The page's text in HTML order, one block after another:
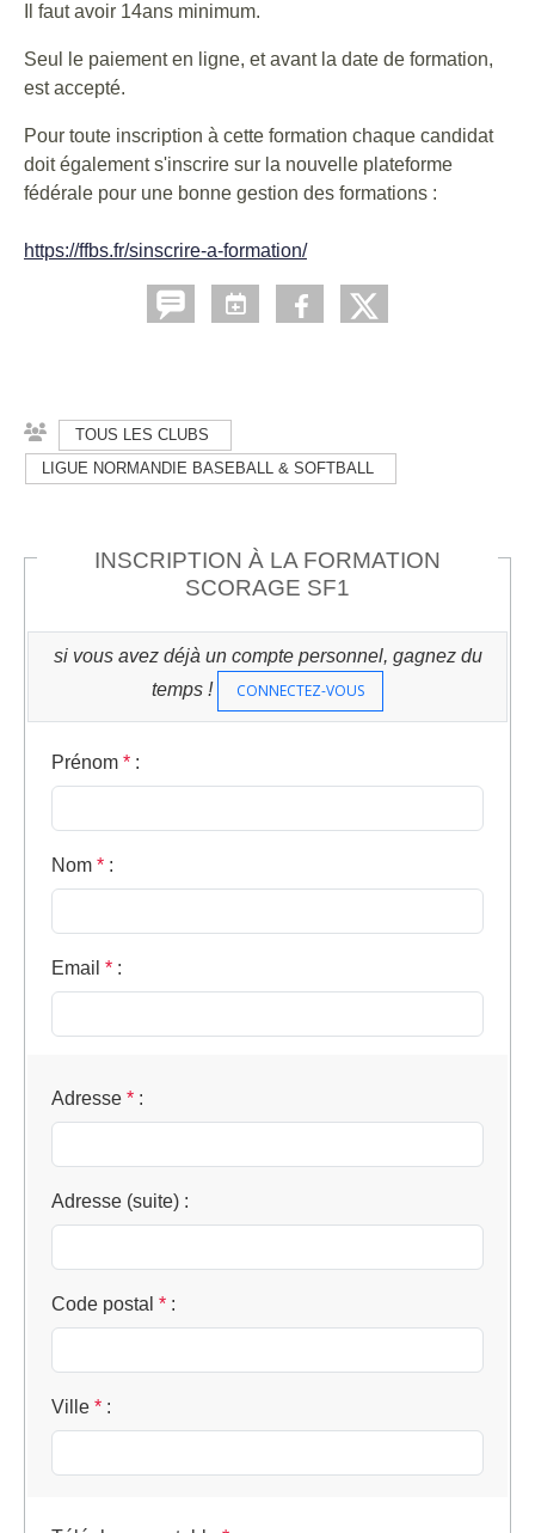
Il faut avoir 14ans minimum.
Seul le paiement en ligne, et avant la date de formation,
est accepté.
Pour toute inscription à cette formation chaque candidat
doit également s'inscrire sur la nouvelle plateforme
fédérale pour une bonne gestion des formations :
https://ffbs.fr/sinscrire-a-formation/
TOUS LES CLUBS
LIGUE NORMANDIE BASEBALL & SOFTBALL
INSCRIPTION À LA FORMATION
SCORAGE SF1
si vous avez déjà un compte personnel, gagnez du
temps !
CONNECTEZ-VOUS
Prénom * :
Nom * :
Email * :
Adresse * :
Adresse (suite) :
Code postal * :
Ville * :